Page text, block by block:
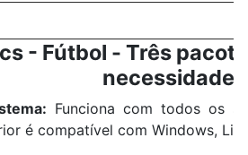
- Fútbol - Três
necessidades
Funciona com todos os
é compatível com Windows,